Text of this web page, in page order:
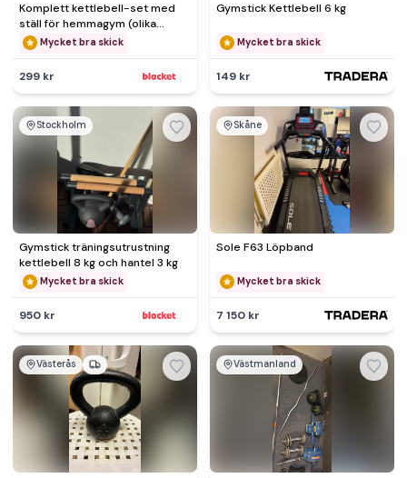
Komplett kettlebell-set med
ställ för hemmagym (olika
vikter)Mycket bra skick
299 kr
Gymstick Kettlebell 6 kg
Mycket bra skick
149 kr
Stockholm
Gymstick träningsutrustning
kettlebell 8 kg och hantel 3 kg
Mycket bra skick
950 kr
Skåne
Sole F63 Löpband
Mycket bra skick
7 150 kr
Västerås Västmanland